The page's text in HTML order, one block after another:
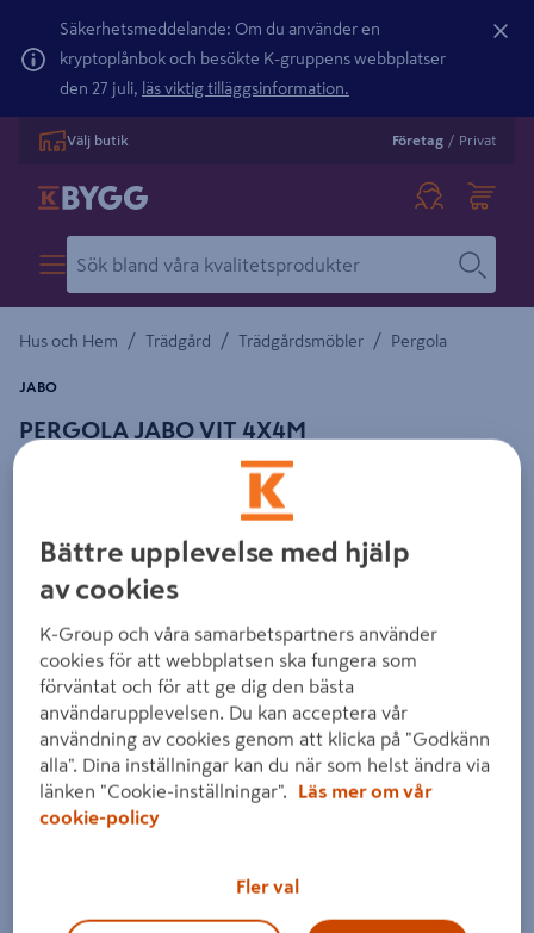
Säkerhetsmeddelande: Om du använder en
kryptoplånbok och besökte K-gruppens webbplatser
den 27 juli, läs viktig tilläggsinformation.
Välj butik Företag / Privat
Hus och Hem / Trädgård / Trädgårdsmöbler / Pergola
PERGOLA JABO VIT 4X4M
JABO
Detaljerad beskrivning finns i produktbeskrivningsområdet
Föregående
Bättre upplevelse med hjälp
av cookies
K-Group och våra samarbetspartners använder
cookies för att webbplatsen ska fungera som
förväntat och för att ge dig den bästa
användarupplevelsen. Du kan acceptera vår
användning av cookies genom att klicka på "Godkänn
alla". Dina inställningar kan du när som helst ändra via
länken "Cookie-inställningar".
Läs mer om vår
cookie-policy
Fler val